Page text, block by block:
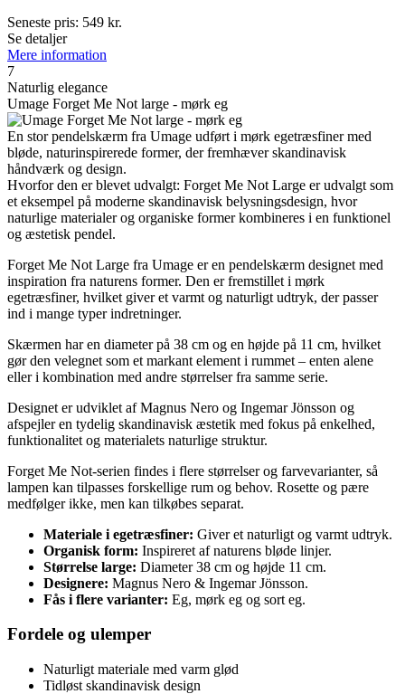
Seneste pris: 549 kr.
Se detaljer
Mere information
7
Naturlig elegance
Umage Forget Me Not large - mørk eg
En stor pendelskærm fra Umage udført i mørk egetræsfiner med
bløde, naturinspirerede former, der fremhæver skandinavisk
håndværk og design.
Hvorfor den er blevet udvalgt: Forget Me Not Large er udvalgt som
et eksempel på moderne skandinavisk belysningsdesign, hvor
naturlige materialer og organiske former kombineres i en funktionel
og æstetisk pendel.
Forget Me Not Large fra Umage er en pendelskærm designet med
inspiration fra naturens former. Den er fremstillet i mørk
egetræsfiner, hvilket giver et varmt og naturligt udtryk, der passer
ind i mange typer indretninger.
Skærmen har en diameter på 38 cm og en højde på 11 cm, hvilket
gør den velegnet som et markant element i rummet – enten alene
eller i kombination med andre størrelser fra samme serie.
Designet er udviklet af Magnus Nero og Ingemar Jönsson og
afspejler en tydelig skandinavisk æstetik med fokus på enkelhed,
funktionalitet og materialets naturlige struktur.
Forget Me Not-serien findes i flere størrelser og farvevarianter, så
lampen kan tilpasses forskellige rum og behov. Rosette og pære
medfølger ikke, men kan tilkøbes separat.
Materiale i egetræsfiner: Giver et naturligt og varmt udtryk.
Organisk form: Inspireret af naturens bløde linjer.
Størrelse large: Diameter 38 cm og højde 11 cm.
Designere: Magnus Nero & Ingemar Jönsson.
Fås i flere varianter: Eg, mørk eg og sort eg.
Fordele og ulemper
Naturligt materiale med varm glød
Tidløst skandinavisk design